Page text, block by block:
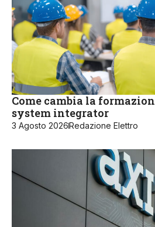
Come cambia la
system integrator
3 Agosto 2026Redazione Elettro